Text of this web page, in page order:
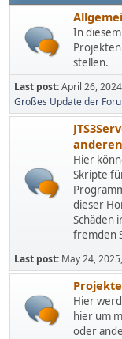
In
stellen.
Last post:April 26,
Großes Update der
Hier
Skripte
dieser
Schäden
fremden
Last post: May 24,
Hier
hier um
oder